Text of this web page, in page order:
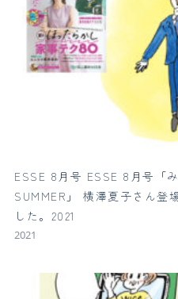
ESSE 8月号 ESSE 8月号「
SUMMER」 横澤夏子さん登
した。2021
2021